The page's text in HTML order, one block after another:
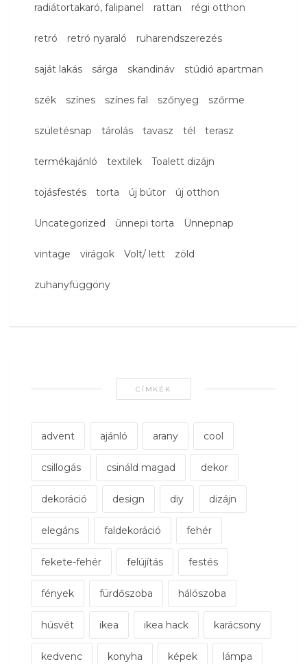
radiátortakaró, falipanel rattan régi otthon
retró retró nyaraló ruharendszerezés
saját lakás sárga skandináv stúdió apartman
szék színes színes fal szőnyeg szőrme
születésnap tárolás tavasz tél terasz
termékajánló textilek Toalett dizájn
tojásfestés torta új bútor új otthon
Uncategorized ünnepi torta Ünnepnap
vintage virágok Volt/ lett zöld
zuhanyfüggöny
CÍMKÉK
advent ajánló arany cool
csillogás csináld magad dekor
dekoráció design diy dizájn
elegáns faldekoráció fehér
fekete-fehér felújítás festés
fények fürdőszoba hálószoba
húsvét ikea ikea hack karácsony
kedvenc konyha képek lámpa